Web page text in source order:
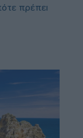
πρέπει